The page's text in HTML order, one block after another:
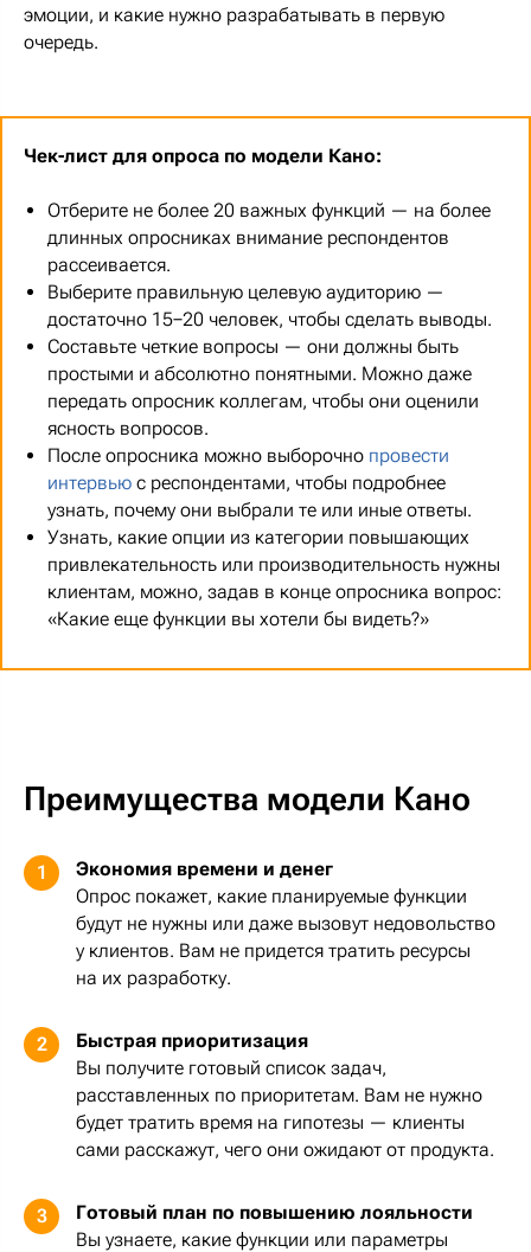
эмоции, и какие нужно разрабатывать в первую
очередь.
Чек-лист для опроса по модели Кано:
Отберите не более 20 важных функций — на более
длинных опросниках внимание респондентов
рассеивается.
Выберите правильную целевую аудиторию —
достаточно 15−20 человек, чтобы сделать выводы.
Составьте четкие вопросы — они должны быть
простыми и абсолютно понятными. Можно даже
передать опросник коллегам, чтобы они оценили
ясность вопросов.
После опросника можно выборочно провести
интервью с респондентами, чтобы подробнее
узнать, почему они выбрали те или иные ответы.
Узнать, какие опции из категории повышающих
привлекательность или производительность нужны
клиентам, можно, задав в конце опросника вопрос:
«Какие еще функции вы хотели бы видеть?»
Преимущества модели Кано
1
Экономия времени и денег
Опрос покажет, какие планируемые функции
будут не нужны или даже вызовут недовольство
у клиентов. Вам не придется тратить ресурсы
на их разработку.
2
Быстрая приоритизация
Вы получите готовый список задач,
расставленных по приоритетам. Вам не нужно
будет тратить время на гипотезы — клиенты
сами расскажут, чего они ожидают от продукта.
3
Готовый план по повышению лояльности
Вы узнаете, какие функции или параметры